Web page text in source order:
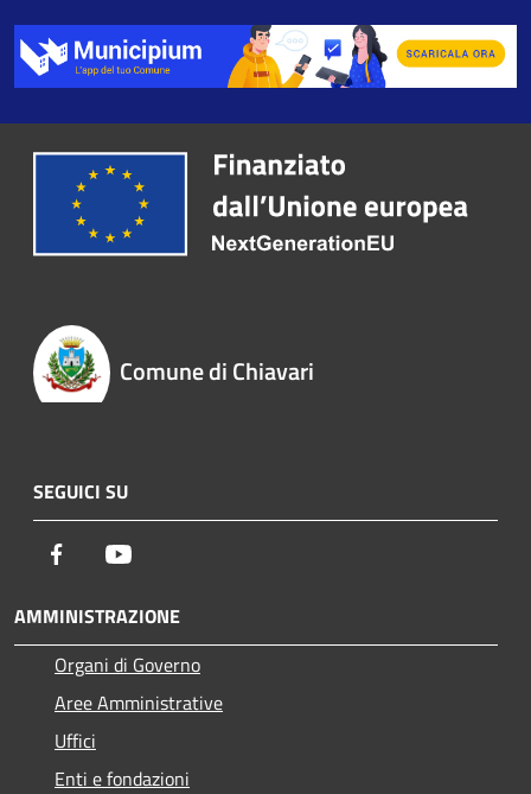
Comune di Chiavari
SEGUICI SU
Facebook
AMMINISTRAZIONE
Organi di Governo
Aree Amministrative
Uffici
Enti e fondazioni